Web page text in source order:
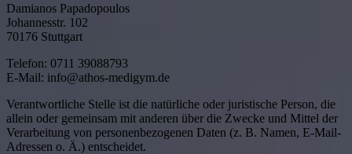
Damianos Papadopoulos
Johannesstr. 102
70176 Stuttgart
Telefon: 0711 39088793
E-Mail: info@athos-medigym.de
Verantwortliche Stelle ist die natürliche oder juristische Person, die
allein oder gemeinsam mit anderen über die Zwecke und Mittel der
Verarbeitung von personenbezogenen Daten (z. B. Namen, E-Mail-
Adressen o. Ä.) entscheidet.